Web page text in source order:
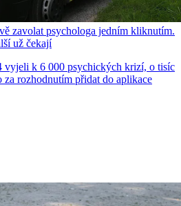
zavolat psychologa jedním kliknutím.
už čekají
vyjeli k 6 000 psychických krizí, o tisíc
rozhodnutím přidat do aplikace